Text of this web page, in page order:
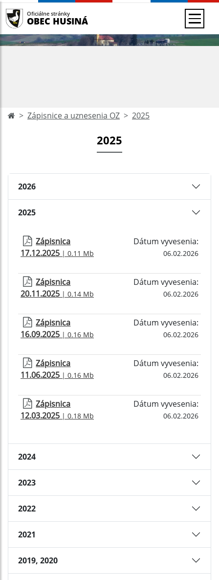
Oficiálne stránky
OBEC HUSINÁ
Zápisnice a uznesenia OZ 2025
2025
2026
2025
Zápisnica
17.12.2025 | 0.11 Mb
Dátum vyvesenia:
06.02.2026
Zápisnica
20.11.2025 | 0.14 Mb
Dátum vyvesenia:
06.02.2026
Zápisnica
16.09.2025 | 0.16 Mb
Dátum vyvesenia:
06.02.2026
Zápisnica
11.06.2025 | 0.16 Mb
Dátum vyvesenia:
06.02.2026
Zápisnica
12.03.2025 | 0.18 Mb
Dátum vyvesenia:
06.02.2026
2024
2023
2022
2021
2019, 2020